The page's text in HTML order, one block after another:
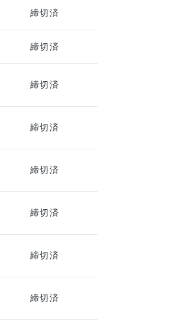
締切済
締切済
締切済
締切済
締切済
締切済
締切済
締切済